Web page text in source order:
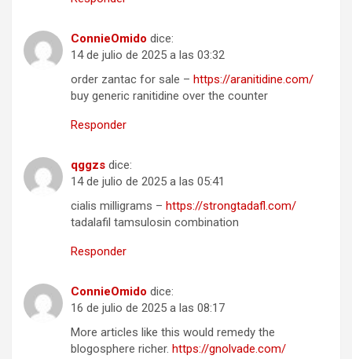
ConnieOmido dice:
14 de julio de 2025 a las 03:32
order zantac for sale – https://aranitidine.com/
buy generic ranitidine over the counter
Responder
qggzs dice:
14 de julio de 2025 a las 05:41
cialis milligrams – https://strongtadafl.com/
tadalafil tamsulosin combination
Responder
ConnieOmido dice:
16 de julio de 2025 a las 08:17
More articles like this would remedy the
blogosphere richer. https://gnolvade.com/